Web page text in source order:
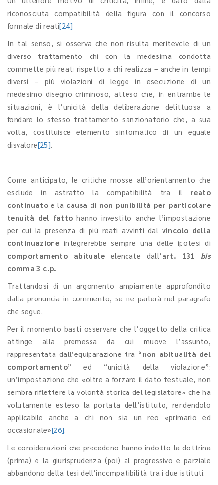
riconosciuta compatibilità della figura con il concorso
formale di reati[24].
In tal senso, si osserva che non risulta meritevole di un
diverso trattamento chi con la medesima condotta
commette più reati rispetto a chi realizza – anche in tempi
diversi – più violazioni di legge in esecuzione di un
medesimo disegno criminoso, atteso che, in entrambe le
situazioni, è l’unicità della deliberazione delittuosa a
fondare lo stesso trattamento sanzionatorio che, a sua
volta, costituisce elemento sintomatico di un eguale
disvalore[25].
Come anticipato, le critiche mosse all’orientamento che
esclude in astratto la compatibilità tra il reato
continuato e la causa di non punibilità per particolare
tenuità del fatto hanno investito anche l’impostazione
per cui la presenza di più reati avvinti dal vincolo della
continuazione integrerebbe sempre una delle ipotesi di
comportamento abituale elencate dall’ art. 131 bis
comma 3 c.p.
Trattandosi di un argomento ampiamente approfondito
dalla pronuncia in commento, se ne parlerà nel paragrafo
che segue.
Per il momento basti osservare che l’oggetto della critica
attinge alla premessa da cui muove l’assunto,
rappresentata dall’equiparazione tra “ non abitualità del
comportamento” ed “unicità della violazione”:
un’impostazione che «oltre a forzare il dato testuale, non
sembra riflettere la volontà storica del legislatore» che ha
volutamente esteso la portata dell’istituto, rendendolo
applicabile anche a chi non sia un reo «primario ed
occasionale»[26].
Le considerazioni che precedono hanno indotto la dottrina
(prima) e la giurisprudenza (poi) al progressivo e parziale
abbandono della tesi dell’incompatibilità tra i due istituti.